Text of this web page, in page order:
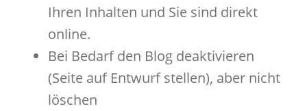
Ihren Inhalten und Sie sind direkt
online.
Bei Bedarf den Blog deaktivieren
(Seite auf Entwurf stellen), aber nicht
löschen